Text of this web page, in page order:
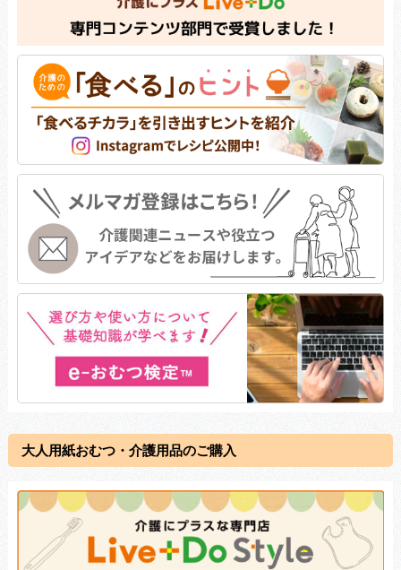
大人用紙おむつ・介護用品のご購入